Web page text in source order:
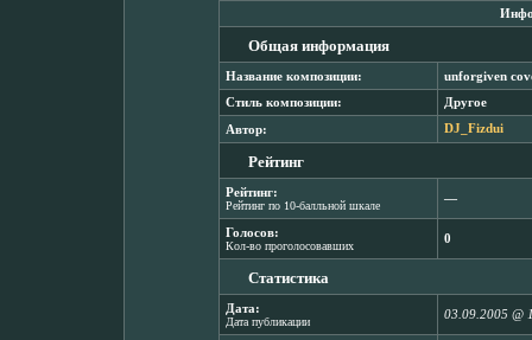
Общая информация
Название композиции: unforgiven
Стиль композиции: Другое
Автор: DJ_Fizdui
Рейтинг
Рейтинг:
Рейтинг по 10-балльной шкале
―
Голосов:
Кол-во проголосовавших
0
Статистика
Дата:
Дата публикации
03.09.2005 @